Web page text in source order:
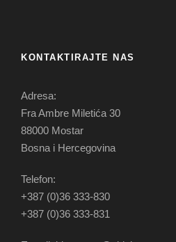
KONTAKTIRAJTE NAS
Adresa:
Fra Ambre Miletića 30
88000 Mostar
Bosna i Hercegovina
Telefon:
+387 (0)36 333-830
+387 (0)36 333-831